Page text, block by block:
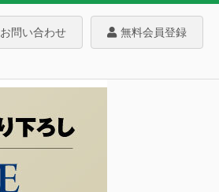
お問い合わせ 無料会員登録